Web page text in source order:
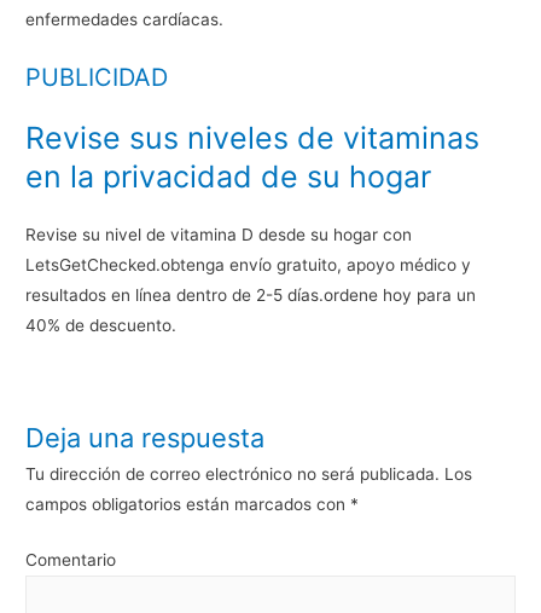
enfermedades cardíacas.
PUBLICIDAD
Revise sus niveles de vitaminas
en la privacidad de su hogar
Revise su nivel de vitamina D desde su hogar con
LetsGetChecked.obtenga envío gratuito, apoyo médico y
resultados en línea dentro de 2-5 días.ordene hoy para un
40% de descuento.
Deja una respuesta
Tu dirección de correo electrónico no será publicada. Los
campos obligatorios están marcados con *
Comentario